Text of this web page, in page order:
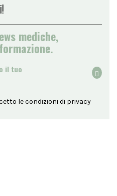
mediche,
il tuo
le condizioni di privacy